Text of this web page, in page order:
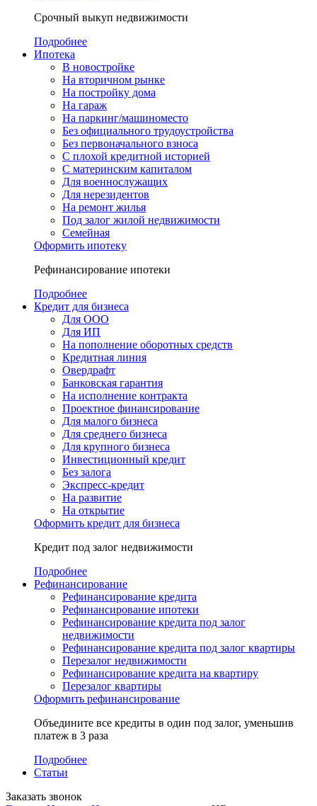
Срочный выкуп недвижимости
Подробнее
Ипотека
В новостройке
На вторичном рынке
На постройку дома
На гараж
На паркинг/машиноместо
Без официального трудоустройства
Без первоначального взноса
С плохой кредитной историей
С материнским капиталом
Для военнослужащих
Для нерезидентов
На ремонт жилья
Под залог жилой недвижимости
Семейная
Оформить ипотеку
Рефинансирование ипотеки
Подробнее
Кредит для бизнеса
Для ООО
Для ИП
На пополнение оборотных средств
Кредитная линия
Овердрафт
Банковская гарантия
На исполнение контракта
Проектное финансирование
Для малого бизнеса
Для среднего бизнеса
Для крупного бизнеса
Инвестиционный кредит
Без залога
Экспресс-кредит
На развитие
На открытие
Оформить кредит для бизнеса
Кредит под залог недвижимости
Подробнее
Рефинансирование
Рефинансирование кредита
Рефинансирование ипотеки
Рефинансирование кредита под залог
недвижимости
Рефинансирование кредита под залог квартиры
Перезалог недвижимости
Рефинансирование кредита на квартиру
Перезалог квартиры
Оформить рефинансирование
Объедините все кредиты в один под залог, уменьшив
платеж в 3 раза
Подробнее
Статьи
Заказать звонок